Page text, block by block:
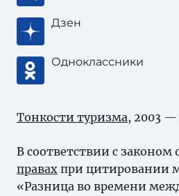
Дзен
Одноклассники
Тонкости туризма, 2003 —
В соответствии с законом
правах при цитировании
«Разница во времени